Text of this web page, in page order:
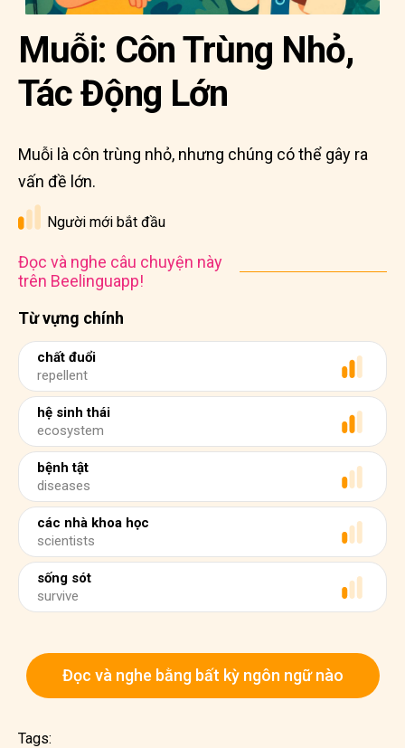
Từ vựng chính
chất đuổi
repellent
hệ sinh thái
ecosystem
bệnh tật
diseases
các nhà khoa học
scientists
sống sót
survive
Muỗi: Côn Trùng Nhỏ,
Tác Động Lớn
Muỗi là côn trùng nhỏ, nhưng chúng có thể gây ra
vấn đề lớn.
Người mới bắt đầu
Đọc và nghe câu chuyện này
trên Beelinguapp!
Đọc và nghe bằng bất kỳ ngôn ngữ nào
Tags: